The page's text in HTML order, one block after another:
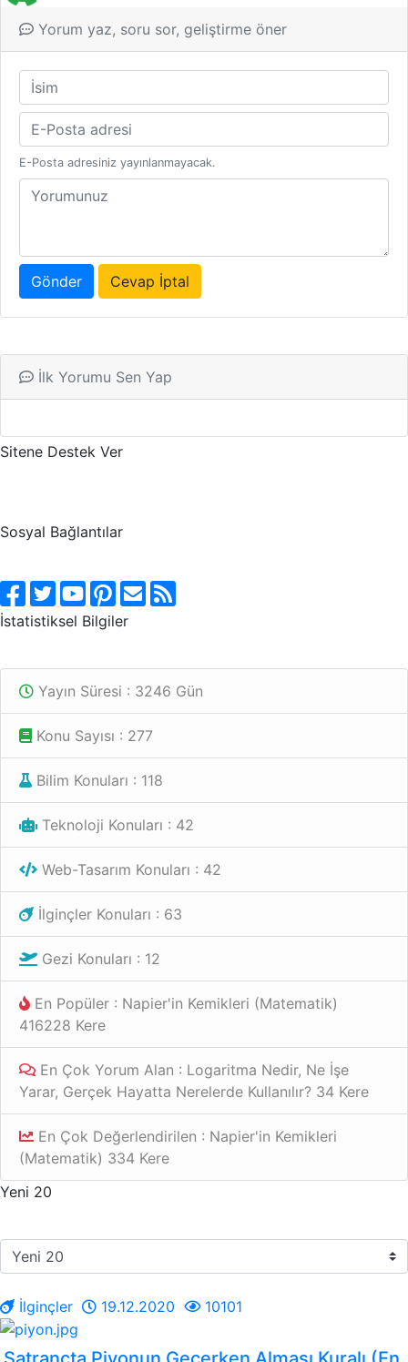
Yorum yaz, soru sor, geliştirme öner
E-Posta adresiniz yayınlanmayacak.
Gönder Cevap İptal
İlk Yorumu Sen Yap
Sitene Destek Ver
Sosyal Bağlantılar
İstatistiksel Bilgiler
Yayın Süresi : 3246 Gün
Konu Sayısı : 277
Bilim Konuları : 118
Teknoloji Konuları : 42
Web-Tasarım Konuları : 42
İlginçler Konuları : 63
Gezi Konuları : 12
En Popüler : Napier'in Kemikleri (Matematik)
416228 Kere
En Çok Yorum Alan : Logaritma Nedir, Ne İşe
Yarar, Gerçek Hayatta Nerelerde Kullanılır? 34 Kere
En Çok Değerlendirilen : Napier'in Kemikleri
(Matematik) 334 Kere
Yeni 20
İlginçler 19.12.2020 10101